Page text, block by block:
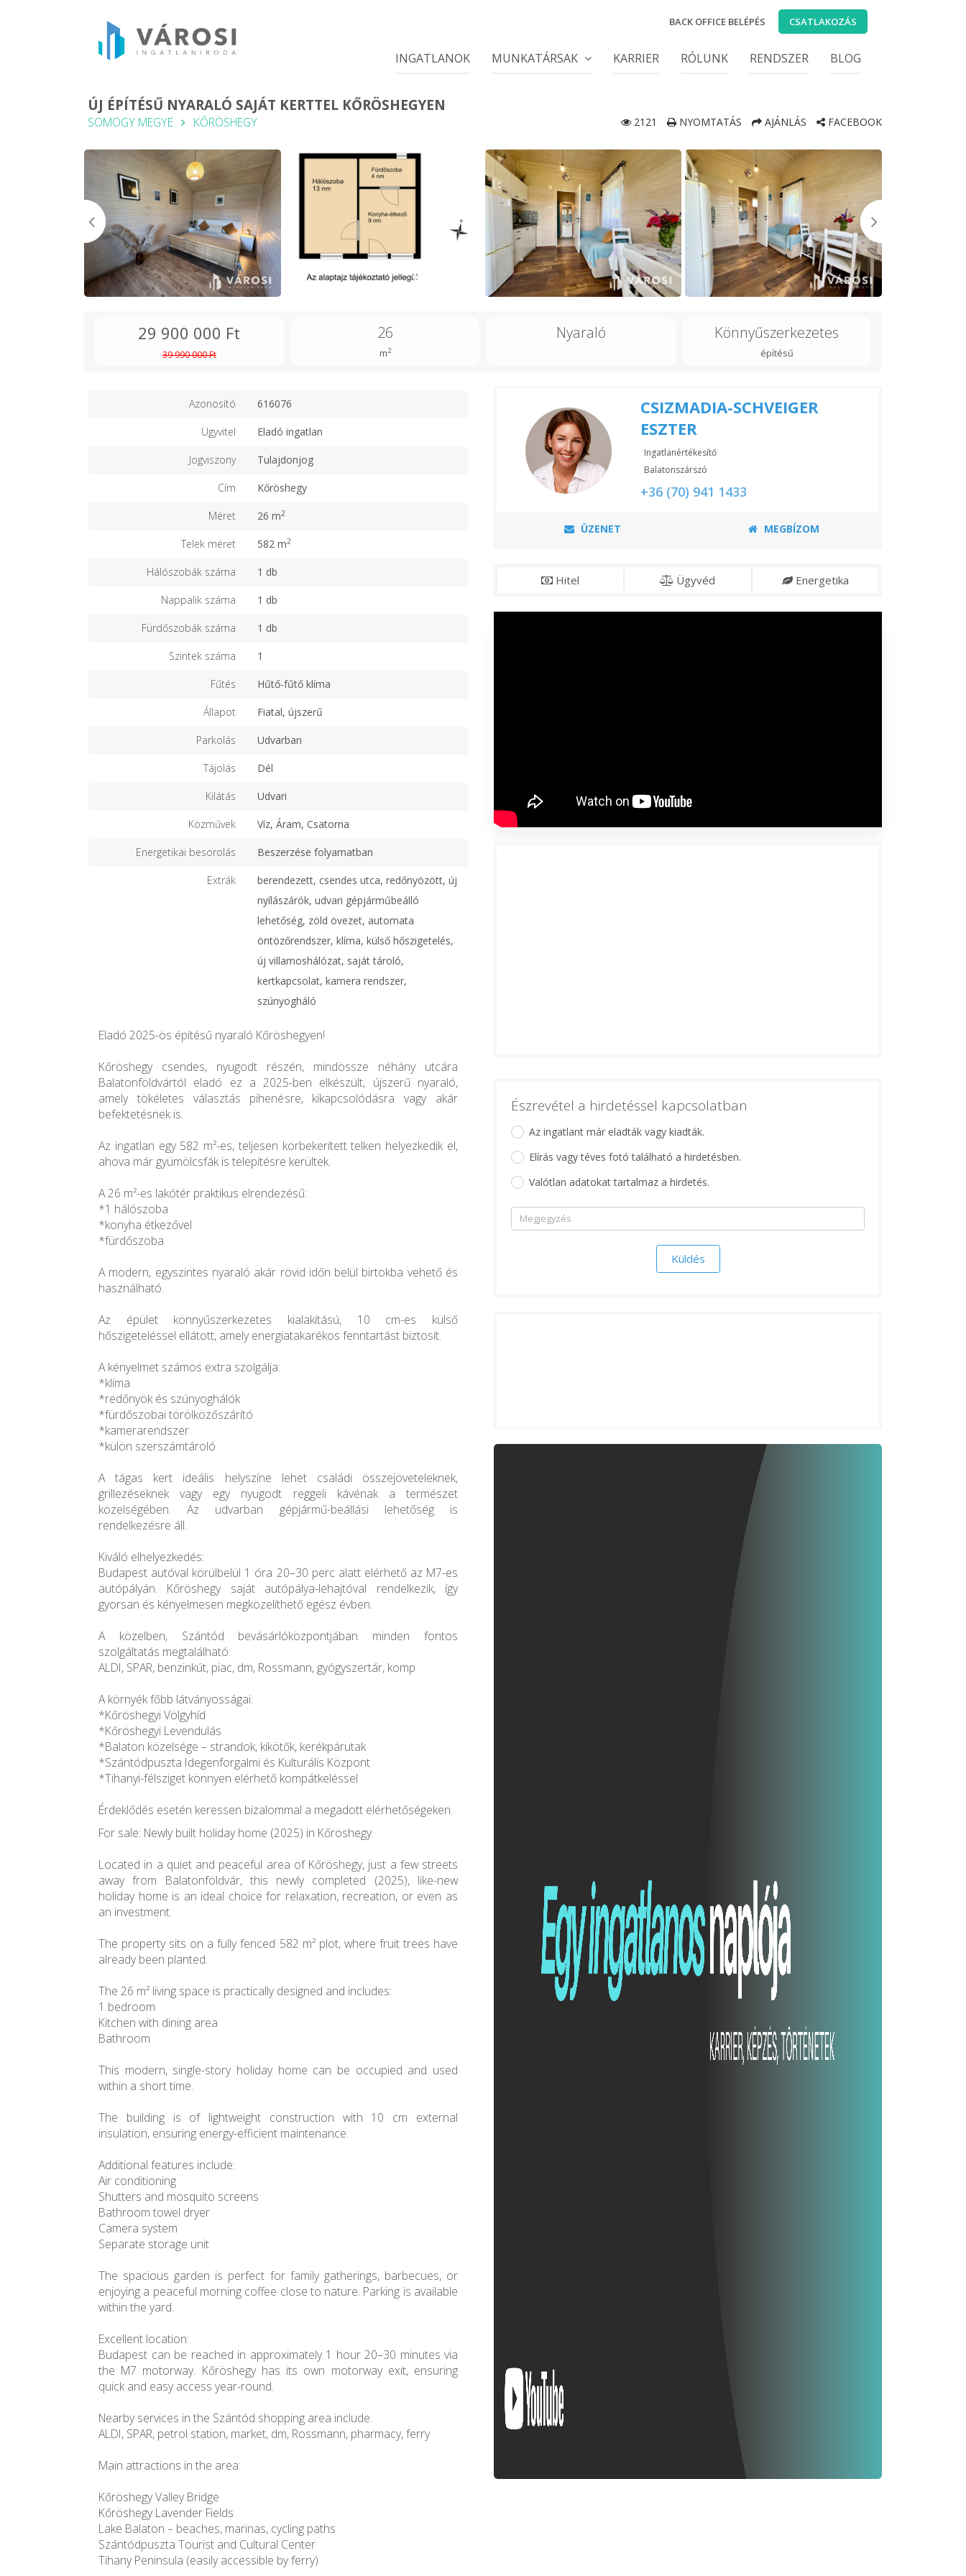
BACK OFFICE BELÉPÉS CSATLAKOZÁS
INGATLANOK MUNKATÁRSAK KARRIER RÓLUNK RENDSZER BLOG
ÚJ ÉPÍTÉSŰ NYARALÓ SAJÁT KERTTEL KŐRÖSHEGYEN
SOMOGY MEGYE KŐRÖSHEGY 2121 NYOMTATÁS AJÁNLÁS FACEBOOK
29 900 000 Ft
39 990 000 Ft
26
m2
Nyaraló Könnyűszerkezetes
építésű
Azonosító 616076
Ügyvitel Eladó ingatlan
Jogviszony Tulajdonjog
Cím Kőröshegy
Méret 26 m2
Telek méret 582 m2
Hálószobák száma 1 db
Nappalik száma 1 db
Fürdőszobák száma 1 db
Szintek száma 1
Fűtés Hűtő-fűtő klíma
Állapot Fiatal, újszerű
Parkolás Udvarban
Tájolás Dél
Kilátás Udvari
Közművek Víz, Áram, Csatorna
Energetikai besorolás Beszerzése folyamatban
Extrák
berendezett, csendes utca, redőnyözött, új
nyílászárók, udvari gépjárműbeálló
lehetőség, zöld övezet, automata
öntözőrendszer, klíma, külső hőszigetelés,
új villamoshálózat, saját tároló,
kertkapcsolat, kamera rendszer,
szúnyogháló
Eladó 2025-ös építésű nyaraló Kőröshegyen!
Kőröshegy csendes, nyugodt részén, mindössze néhány utcára
Balatonföldvártól eladó ez a 2025-ben elkészült, újszerű nyaraló,
amely tökéletes választás pihenésre, kikapcsolódásra vagy akár
befektetésnek is.
Az ingatlan egy 582 m²-es, teljesen körbekerített telken helyezkedik el,
ahova már gyümölcsfák is telepítésre kerültek.
A 26 m²-es lakótér praktikus elrendezésű:
*1 hálószoba
*konyha étkezővel
*fürdőszoba
A modern, egyszintes nyaraló akár rövid időn belül birtokba vehető és
használható.
Az épület könnyűszerkezetes kialakítású, 10 cm-es külső
hőszigeteléssel ellátott, amely energiatakarékos fenntartást biztosít.
A kényelmet számos extra szolgálja:
*klíma
*redőnyök és szúnyoghálók
*fürdőszobai törölközőszárító
*kamerarendszer
*külön szerszámtároló
A tágas kert ideális helyszíne lehet családi összejöveteleknek,
grillezéseknek vagy egy nyugodt reggeli kávénak a természet
közelségében. Az udvarban gépjármű-beállási lehetőség is
rendelkezésre áll.
Kiváló elhelyezkedés:
Budapest autóval körülbelül 1 óra 20–30 perc alatt elérhető az M7-es
autópályán. Kőröshegy saját autópálya-lehajtóval rendelkezik, így
gyorsan és kényelmesen megközelíthető egész évben.
A közelben, Szántód bevásárlóközpontjában minden fontos
szolgáltatás megtalálható:
ALDI, SPAR, benzinkút, piac, dm, Rossmann, gyógyszertár, komp
A környék főbb látványosságai:
*Kőröshegyi Völgyhíd
*Kőröshegyi Levendulás
*Balaton közelsége – strandok, kikötők, kerékpárutak
*Szántódpuszta Idegenforgalmi és Kulturális Központ
*Tihanyi-félsziget könnyen elérhető kompátkeléssel
Érdeklődés esetén keressen bizalommal a megadott elérhetőségeken.
For sale: Newly built holiday home (2025) in Kőröshegy
Located in a quiet and peaceful area of Kőröshegy, just a few streets
away from Balatonföldvár, this newly completed (2025), like-new
holiday home is an ideal choice for relaxation, recreation, or even as
an investment.
The property sits on a fully fenced 582 m² plot, where fruit trees have
already been planted.
The 26 m² living space is practically designed and includes:
1 bedroom
Kitchen with dining area
Bathroom
This modern, single-story holiday home can be occupied and used
within a short time.
The building is of lightweight construction with 10 cm external
insulation, ensuring energy-efficient maintenance.
Additional features include:
Air conditioning
Shutters and mosquito screens
Bathroom towel dryer
Camera system
Separate storage unit
The spacious garden is perfect for family gatherings, barbecues, or
enjoying a peaceful morning coffee close to nature. Parking is available
within the yard.
Excellent location:
Budapest can be reached in approximately 1 hour 20–30 minutes via
the M7 motorway. Kőröshegy has its own motorway exit, ensuring
quick and easy access year-round.
Nearby services in the Szántód shopping area include:
ALDI, SPAR, petrol station, market, dm, Rossmann, pharmacy, ferry
Main attractions in the area:
Kőröshegy Valley Bridge
Kőröshegy Lavender Fields
Lake Balaton – beaches, marinas, cycling paths
Szántódpuszta Tourist and Cultural Center
Tihany Peninsula (easily accessible by ferry)
CSIZMADIA-SCHVEIGER
ESZTER
Ingatlanértékesítő
Balatonszárszó
+36 (70) 941 1433
ÜZENET MEGBÍZOM
Hitel Ügyvéd Energetika
Észrevétel a hirdetéssel kapcsolatban
Az ingatlant már eladták vagy kiadták.
Elírás vagy téves fotó található a hirdetésben.
Valótlan adatokat tartalmaz a hirdetés.